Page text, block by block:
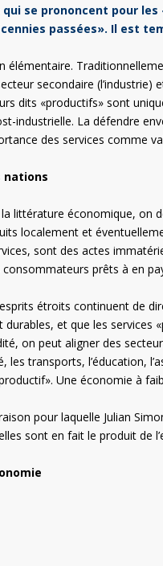
qui se prononcent pour
passées». Il est
élémentaire.
secondaire
dits «productifs» sont
industrielle. La défendre
des services comme
nations
littérature économique, on
localement et
sont des actes
consommateurs prêts à en
étroits continuent de
et que les services
on peut aligner des
les transports, l’éducation,
Une économie à
raison pour laquelle Julian
sont en fait le produit de